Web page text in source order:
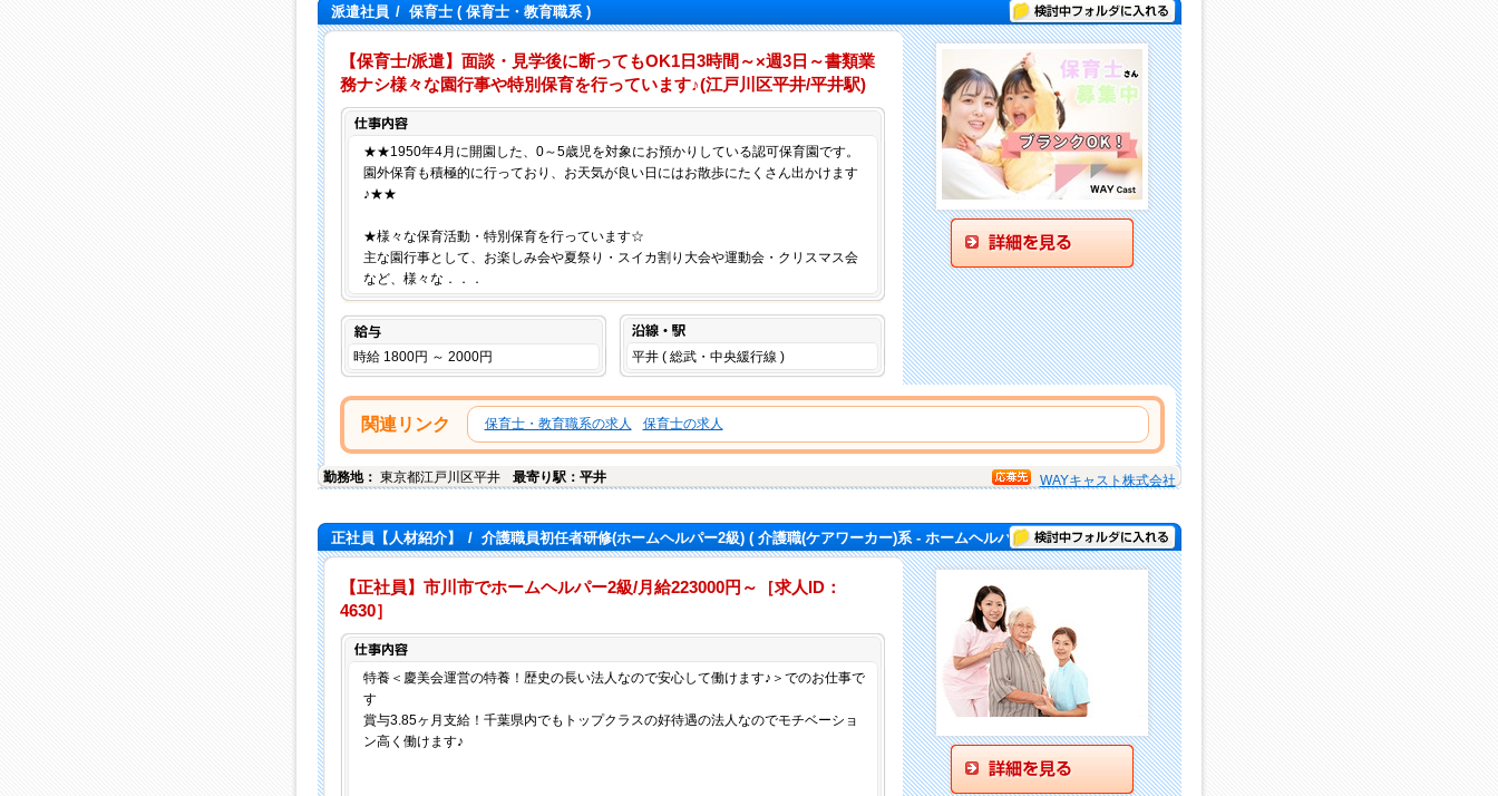
派遣社員 / 保育士( 保育士・教育職系 ) 検討中フォルダに入れる
【保育士/派遣】面談・見学後に断ってもOK1日3時間～×週3日～書類業
務ナシ様々な園行事や特別保育を行っています♪(江戸川区平井/平井駅)
★★1950年4月に開園した、0～5歳児を対象にお預かりしている認可保育園です。
園外保育も積極的に行っており、お天気が良い日にはお散歩にたくさん出かけます
♪★★
★様々な保育活動・特別保育を行っています☆
主な園行事として、お楽しみ会や夏祭り・スイカ割り大会や運動会・クリスマス会
など、様々な．．．
給与
時給 1800円 ～ 2000円 平井 ( 総武・中央緩行線 )
関連リンク 保育士・教育職系の求人 保育士の求人
勤務地： 東京都江戸川区平井 最寄り駅：平井 WAYキャスト株式会社
正社員【人材紹介】 / 介護職員初任者研修(ホームヘルパー2級)( 介護職(ケアワーカー)系 - ホームヘルパー )検討中フォルダに入れる
【正社員】市川市でホームヘルパー2級/月給223000円～［求人ID：
4630］
特養＜慶美会運営の特養！歴史の長い法人なので安心して働けます♪＞でのお仕事で
す
賞与3.85ヶ月支給！千葉県内でもトップクラスの好待遇の法人なのでモチベーショ
ン高く働けます♪